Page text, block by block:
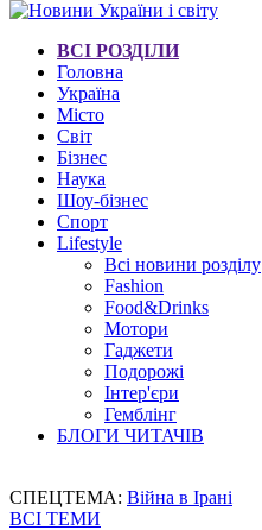
ВСІ РОЗДІЛИ
Головна
Україна
Місто
Світ
Бізнес
Наука
Шоу-бізнес
Спорт
Lifestyle
Всі новини розділу
Fashion
Food&Drinks
Мотори
Гаджети
Подорожі
Інтер'єри
Гемблінг
БЛОГИ ЧИТАЧІВ
СПЕЦТЕМА: Війна в Ірані
ВСІ ТЕМИ